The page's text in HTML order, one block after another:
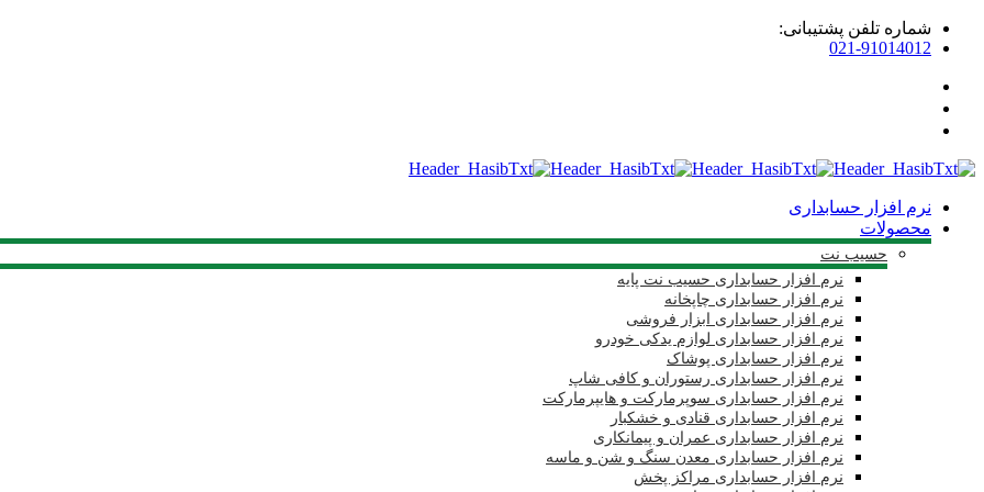
شماره تلفن پشتیبانی:
021-91014012
نرم افزار حسابداری
محصولات
حسیب نت
نرم افزار حسابداری حسیب نت پایه
نرم افزار حسابداری چاپخانه
نرم افزار حسابداری ابزار فروشی
نرم افزار حسابداری لوازم یدکی خودرو
نرم افزار حسابداری پوشاک
نرم افزار حسابداری رستوران و کافی شاپ
نرم افزار حسابداری سوپرمارکت و هایپرمارکت
نرم افزار حسابداری قنادی و خشکبار
نرم افزار حسابداری عمران و پیمانکاری
نرم افزار حسابداری معدن سنگ و شن و ماسه
نرم افزار حسابداری مراکز پخش